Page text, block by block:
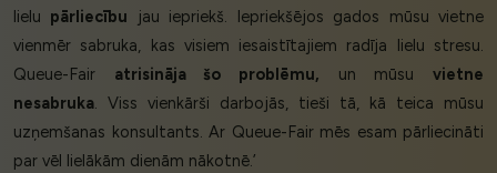
lielu pārliecību jau iepriekš. Iepriekšējos gados mūsu vietne
vienmēr sabruka, kas visiem iesaistītajiem radīja lielu stresu.
Queue-Fair atrisināja šo problēmu, un mūsuvietne
nesabruka. Viss vienkārši darbojās, tieši tā, kā teica mūsu
uzņemšanas konsultants. Ar Queue-Fair mēs esam pārliecināti
par vēl lielākām dienām nākotnē.’